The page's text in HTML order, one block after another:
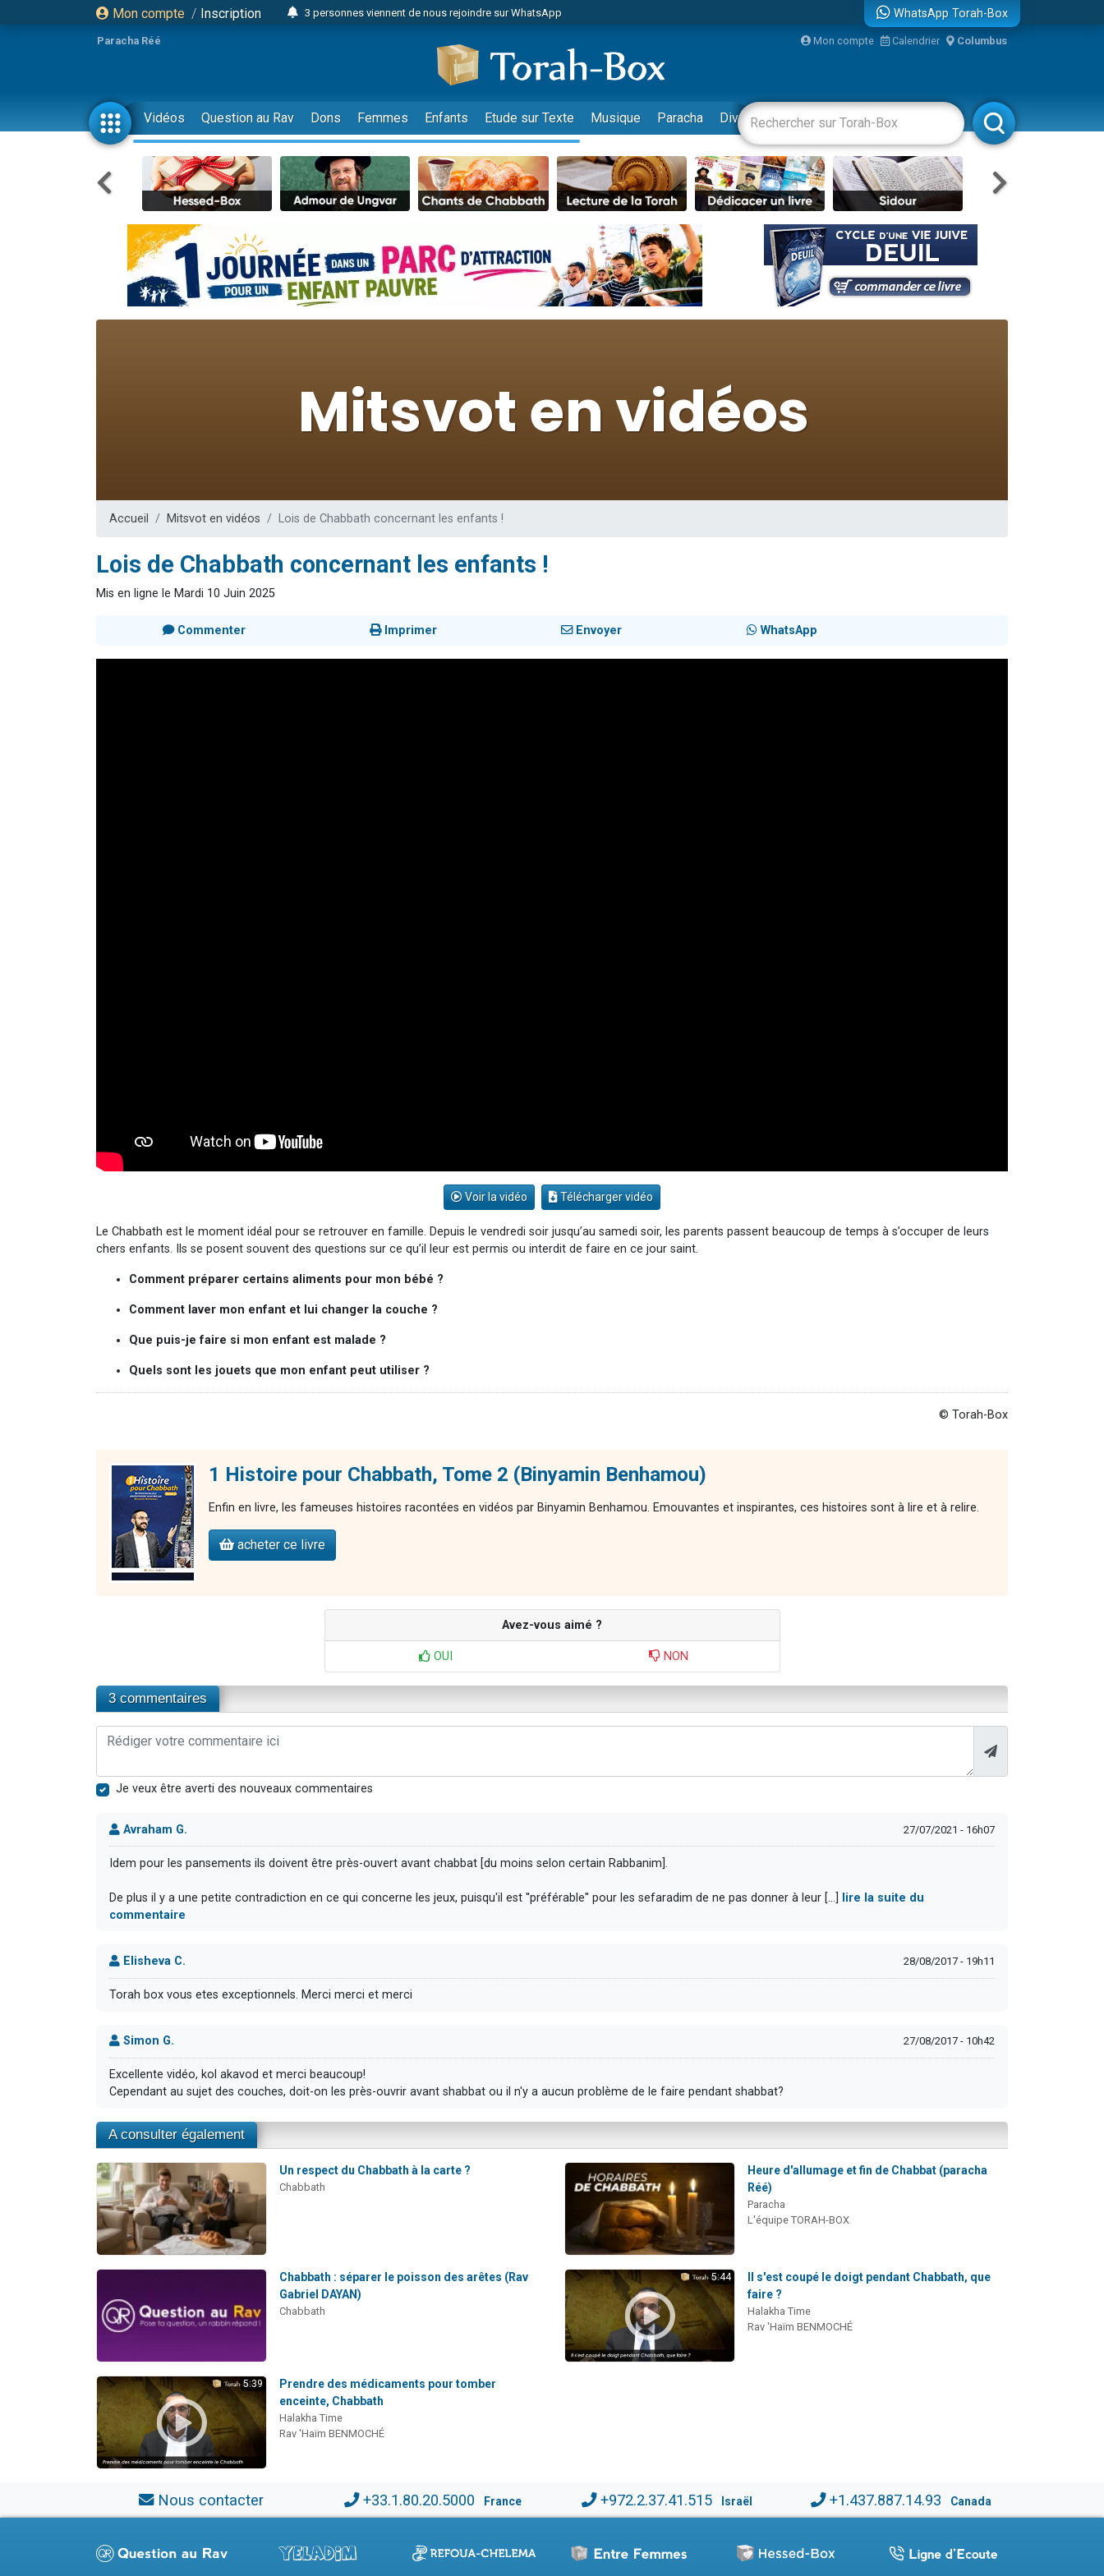
Mon compte / Inscription
3 personnes viennent de nous rejoindre sur WhatsApp
3 personnes viennent de faire un don pour 5 jours de vacances aux Orphelins
3 personnes viennent de faire un don pour Diane, 80 ans, dans un appartement insalubre
2 personnes viennent de nous rejoindre sur WhatsApp
13 personnes viennent de demander une bénédiction
30 personnes viennent de faire un don pour Sauvez la jambe de Yohan
Il reste 49 places pour étudier en groupe sur Zoom
12 nouvelles musiques dans Torah-Box Music
2 personnes viennent de nous rejoindre sur WhatsApp
2 nouvelles musiques dans Torah-Box Music
3 personnes viennent de nous rejoindre sur WhatsApp
Il reste 49 places pour étudier en groupe sur Zoom
Ariel vient de donner son Maasser
WhatsApp Torah-Box
Paracha Réé Mon compte Calendrier Columbus
Vidéos Question au Rav Dons Femmes Enfants Etude sur Texte Musique Paracha Divertissements Livres Rabbanim
Accueil Mitsvot en vidéos Lois de Chabbath concernant les enfants !
Lois de Chabbath concernant les enfants !
Mis en ligne le Mardi 10 Juin 2025
Commenter Imprimer Envoyer WhatsApp
Voir la vidéo Télécharger vidéo
Le Chabbath est le moment idéal pour se retrouver en famille. Depuis le vendredi soir jusqu’au samedi soir, les parents passent beaucoup de temps à s’occuper de leurs
chers enfants. Ils se posent souvent des questions sur ce qu’il leur est permis ou interdit de faire en ce jour saint.
Comment préparer certains aliments pour mon bébé ?
Comment laver mon enfant et lui changer la couche ?
Que puis-je faire si mon enfant est malade ?
Quels sont les jouets que mon enfant peut utiliser ?
© Torah-Box
1 Histoire pour Chabbath, Tome 2 (Binyamin Benhamou)
Enfin en livre, les fameuses histoires racontées en vidéos par Binyamin Benhamou. Emouvantes et inspirantes, ces histoires sont à lire et à relire.
acheter ce livre
Avez-vous aimé ?
OUI NON
3 commentaires
Je veux être averti des nouveaux commentaires
Avraham G. 27/07/2021 - 16h07
Idem pour les pansements ils doivent être près-ouvert avant chabbat [du moins selon certain Rabbanim].
De plus il y a une petite contradiction en ce qui concerne les jeux, puisqu'il est ''préférable'' pour les sefaradim de ne pas donner à leur [...]
lire la suite du
commentaire
Elisheva C. 28/08/2017 - 19h11
Torah box vous etes exceptionnels. Merci merci et merci
Simon G. 27/08/2017 - 10h42
Excellente vidéo, kol akavod et merci beaucoup!
Cependant au sujet des couches, doit-on les près-ouvrir avant shabbat ou il n'y a aucun problème de le faire pendant shabbat?
A consulter également
Un respect du Chabbath à la carte ?
Chabbath
Heure d'allumage et fin de Chabbat (paracha
Réé)
Paracha
L'équipe TORAH-BOX
Chabbath : séparer le poisson des arêtes (Rav
Gabriel DAYAN)
Chabbath
5:44
Il s'est coupé le doigt pendant Chabbath, que
faire ?
Halakha Time
Rav 'Haïm BENMOCHÉ
5:39
Prendre des médicaments pour tomber
enceinte, Chabbath
Halakha Time
Rav 'Haïm BENMOCHÉ
Nous contacter +33.1.80.20.5000 France +972.2.37.41.515 Israël +1.437.887.14.93 Canada